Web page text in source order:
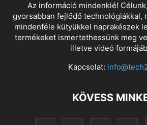
Az információ mindenkié!
gyorsabban fejlődő technológiákkal,
mindenféle kütyükkel naprakészek
termékeket ismertethessünk meg
illetve videó
Kapcsolat:
KÖVESS